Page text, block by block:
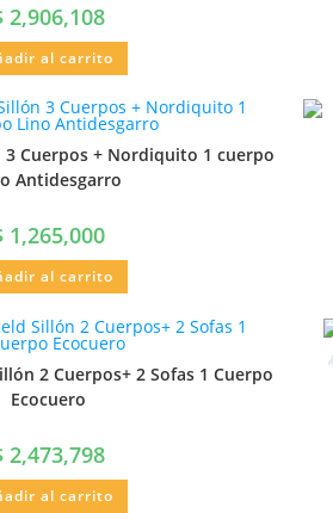
2,906,108
al carrito
Cuerpos + Nordiquito 1 cuerpo
Antidesgarro
1,265,000
al carrito
2 Cuerpos+ 2 Sofas 1 Cuerpo
Ecocuero
2,473,798
al carrito